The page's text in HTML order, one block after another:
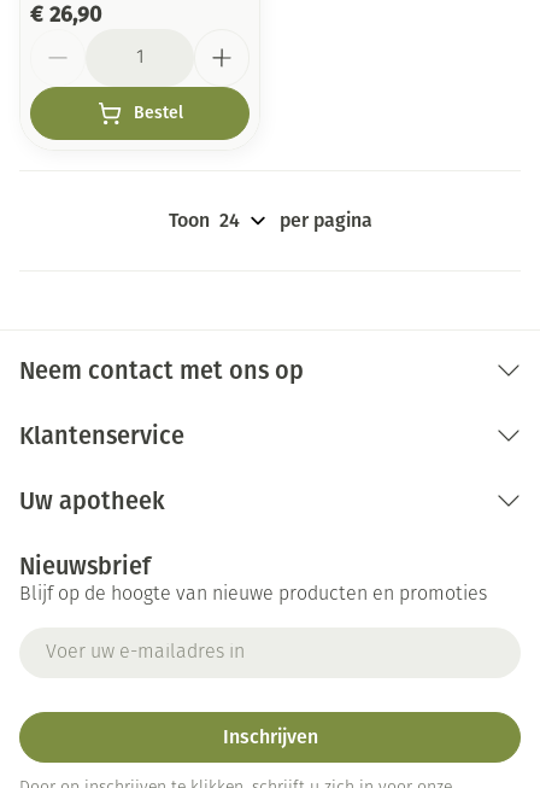
€ 26,90
Bestel
Toon per pagina
Neem contact met ons op
Klantenservice
Uw apotheek
Nieuwsbrief
Blijf op de hoogte van nieuwe producten en promoties
Inschrijven